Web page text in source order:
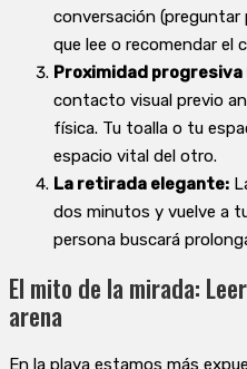
conversación (preguntar
que lee o recomendar el
Proximidad progresiva
contacto visual previo
física. Tu toalla o tu
espacio vital del otro.
La retirada elegante:
dos minutos y vuelve a
persona buscará
El mito de la mirada:
arena
En la playa estamos más